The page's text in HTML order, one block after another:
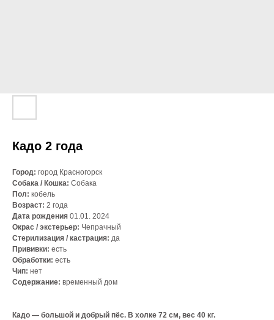
Кадо 2 года
Город: город Красногорск
Собака / Кошка: Собака
Пол: кобель
Возраст: 2 года
Дата рождения 01.01. 2024
Окрас / экстерьер: Чепрачный
Стерилизация / кастрация: да
Прививки: есть
Обработки: есть
Чип: нет
Содержание: временный дом
Кадо — большой и добрый пёс. В холке 72 см, вес 40 кг.